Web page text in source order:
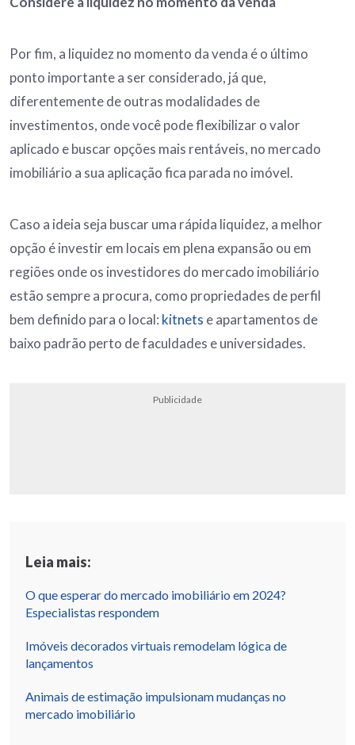
Por fim, a liquidez no momento da venda é o último
ponto importante a ser considerado, já que,
diferentemente de outras modalidades de
investimentos, onde você pode flexibilizar o valor
aplicado e buscar opções mais rentáveis, no mercado
imobiliário a sua aplicação fica parada no imóvel.
Caso a ideia seja buscar uma rápida liquidez, a melhor
opção é investir em locais em plena expansão ou em
regiões onde os investidores do mercado imobiliário
estão sempre a procura, como propriedades de perfil
bem definido para o local: kitnets e apartamentos de
baixo padrão perto de faculdades e universidades.
Publicidade
Leia mais:
O que esperar do mercado imobiliário em 2024?
Especialistas respondem
Imóveis decorados virtuais remodelam lógica de
lançamentos
Animais de estimação impulsionam mudanças no
mercado imobiliário